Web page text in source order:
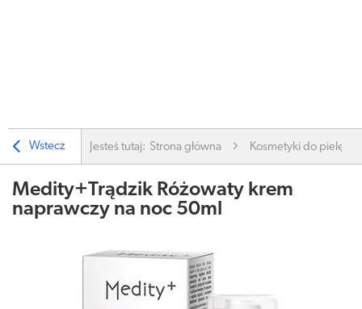
Wstecz Jesteś tutaj: Strona główna Kosmetyki do
Medity+Trądzik Różowaty krem
naprawczy na noc 50ml